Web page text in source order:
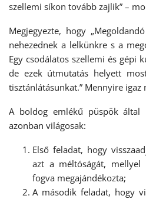
szellemi síkon tovább zajlik” –
Megjegyezte, hogy
nehezednek a lelkünkre s a
Egy csodálatos szellemi és gépi
de ezek útmutatás helyett
tisztánlátásunkat.” Mennyire igaz
A boldog emlékű püspök által
azonban világosak:
Első feladat, hogy
azt a méltóságát,
fogva megajándékozta;
A második feladat, hogy